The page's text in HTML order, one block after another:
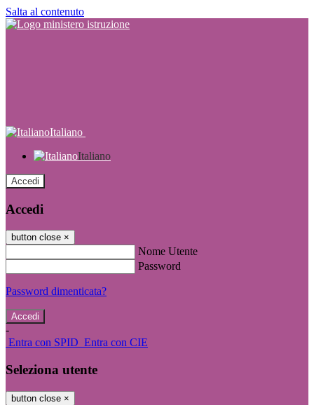
Salta al contenuto
Italiano
Italiano
Accedi
Accedi
button close ×
Nome Utente
Password
Password dimenticata?
-
Entra con SPID Entra con CIE
Seleziona utente
button close ×